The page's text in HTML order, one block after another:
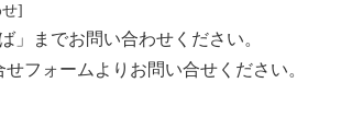
]
」までお問い合わせください。
フォームよりお問い合せください。